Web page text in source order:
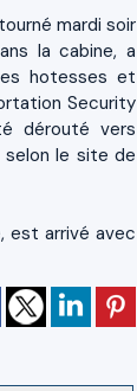
mardi soir
la cabine, a
hotesses et
Security
dérouté vers
selon le site de
est arrivé avec